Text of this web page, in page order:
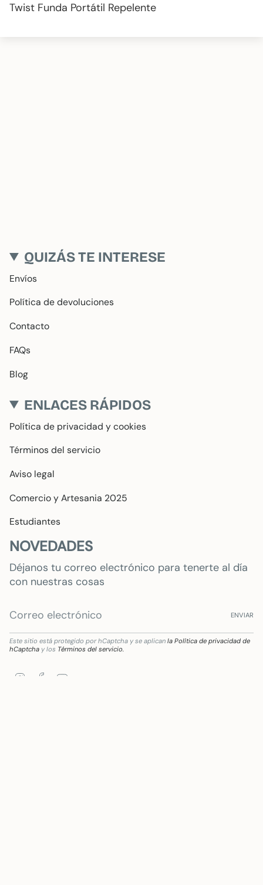
Twist Funda Portátil Repelente
QUIZÁS TE INTERESE
Envíos
Política de devoluciones
Contacto
FAQs
Blog
ENLACES RÁPIDOS
Política de privacidad y cookies
Términos del servicio
Aviso legal
Comercio y Artesania 2025
Estudiantes
NOVEDADES
Déjanos tu correo electrónico para tenerte al día
con nuestras cosas
ENVIAR
Este sitio está protegido por hCaptcha y se aplican la Política de privacidad de
hCaptcha y los Términos del servicio.
InstagramFacebook